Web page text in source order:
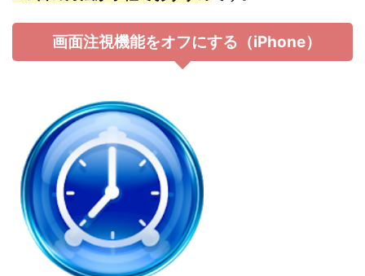
画面注視機能をオフにする（iPhone）